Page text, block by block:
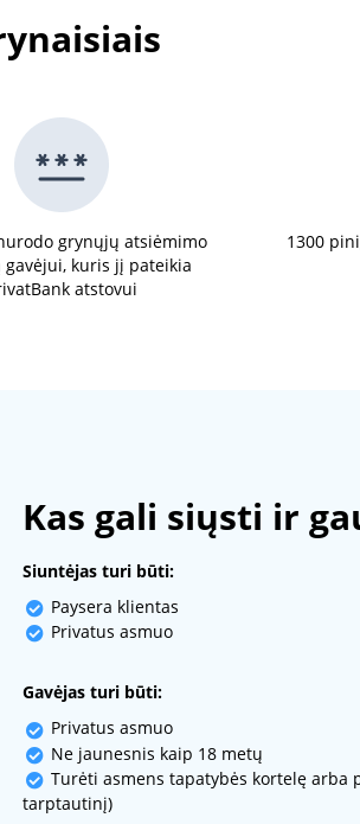
grynųjų atsiėmimo
gavėjui, kuris jį pateikia
atstovui
1300
Kas gali siųsti ir
Siuntėjas turi būti:
Paysera klientas
Privatus asmuo
Gavėjas turi būti:
Privatus asmuo
Ne jaunesnis kaip 18 metų
Turėti asmens tapatybės kortelę arba
tarptautinį)